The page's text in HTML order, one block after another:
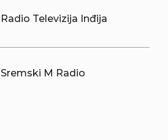
Radio Televizija Inđija
Sremski M Radio